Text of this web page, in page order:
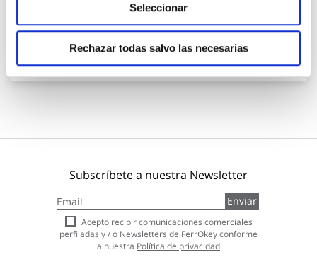
Seleccionar
Rechazar todas salvo las necesarias
13,47 €
Subscríbete a nuestra Newsletter
a
nuestro
boletín
de
Enviar
Acepto recibir comunicaciones comerciales
perfiladas y / o Newsletters de FerrOkey conforme
a nuestra Política de privacidad